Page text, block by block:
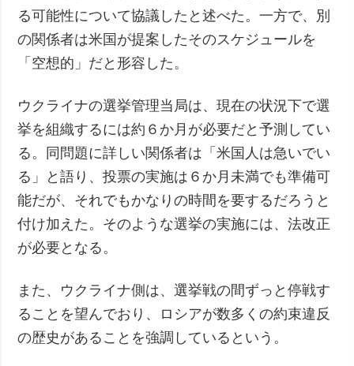
る可能性について協議したと述べた。一方で、別
の関係者は米国が提案したそのスケジュールを
「空想的」だと形容した。
ウクライナの選挙管理当局は、現在の状況下で選
挙を組織するには約６か月が必要だと予測してい
る。同問題に詳しい関係者は「米国人は急いでい
る」と語り、投票の実施は６か月未満でも準備可
能だが、それでもかなりの時間を要するだろうと
付け加えた。そのような選挙の実施には、法改正
が必要となる。
また、ウクライナ側は、選挙戦の間ずっと停戦す
ることを望んでおり、ロシアが数多くの約束違反
の歴史があることを強調しているという。